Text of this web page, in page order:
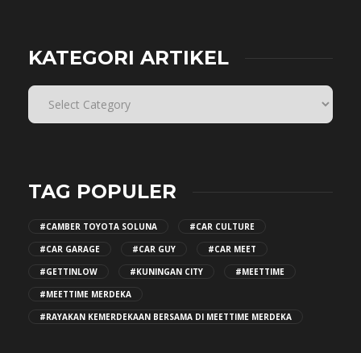
KATEGORI ARTIKEL
TAG POPULER
#CAMBER TOYOTA SOLUNA
#CAR CULTURE
#CAR GARAGE
#CAR GUY
#CAR MEET
#GETTINLOW
#KUNINGAN CITY
#MEETTIME
#MEETTIME MERDEKA
#RAYAKAN KEMERDEKAAN BERSAMA DI MEETTIME MERDEKA